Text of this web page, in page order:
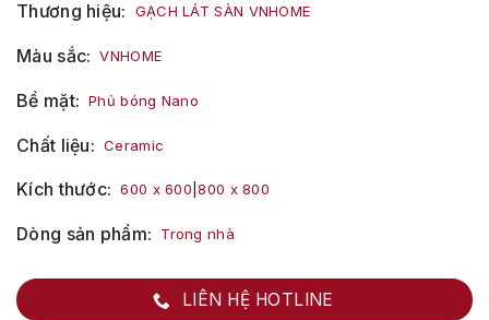
Thương hiệu GẠCH LÁT SÀN VNHOME
Màu sắc VNHOME
Bề mặt Phủ bóng Nano
Chất liệu Ceramic
Kích thước 600 x 600 |800 x 800
Dòng sản phẩm Trong nhà
LIÊN HỆ HOTLINE